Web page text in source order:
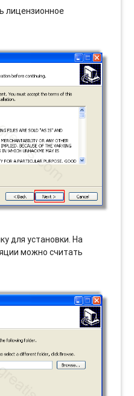
лицензионное
для установки. На
можно считать